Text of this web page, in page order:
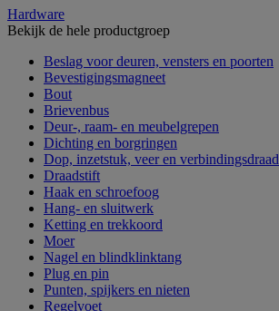
Hardware
Bekijk de hele productgroep
Beslag voor deuren, vensters en poorten
Bevestigingsmagneet
Bout
Brievenbus
Deur-, raam- en meubelgrepen
Dichting en borgringen
Dop, inzetstuk, veer en verbindingsdraad
Draadstift
Haak en schroefoog
Hang- en sluitwerk
Ketting en trekkoord
Moer
Nagel en blindklinktang
Plug en pin
Punten, spijkers en nieten
Regelvoet